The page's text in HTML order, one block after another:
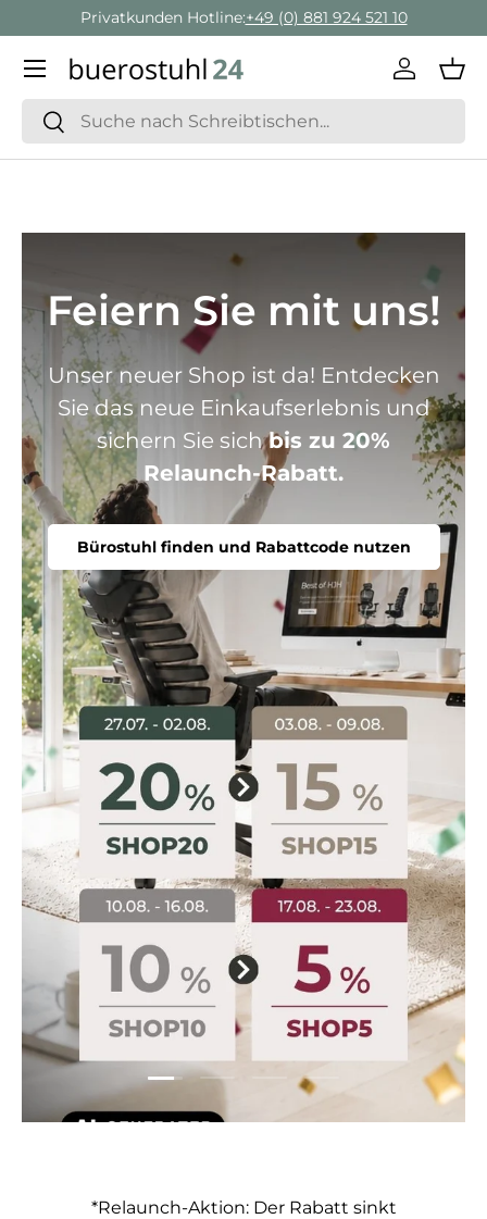
Direkt zum Inhalt
Privatkunden Hotline:+49 (0) 881 924 521 10
Suchen
Suchen
Menü
Feiern Sie mit uns!
Unser neuer Shop ist da! Entdecken
Sie das neue Einkaufserlebnis und
sichern Sie sichbis zu 20%
Relaunch-Rabatt.
Bürostuhl finden und Rabattcode nutzen
Folie laden 1 von 4
Folie laden 2 von 4
Folie laden 3 von 4
Folie laden 4 von 4
*Relaunch-Aktion: Der Rabatt sinkt